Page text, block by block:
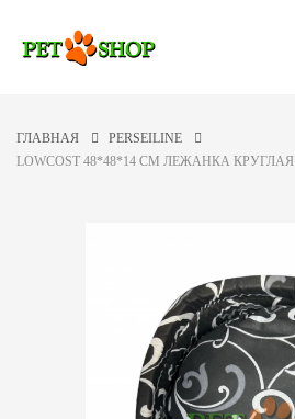
ГЛАВНАЯ
PERSEILINE
LOWCOST 48*48*14 CM ЛЕЖАНКА КРУГЛАЯ